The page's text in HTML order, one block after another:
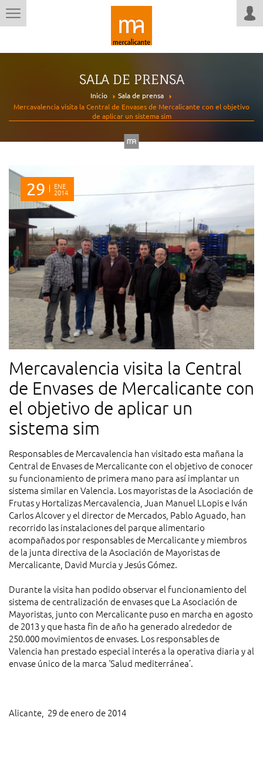
SALA DE PRENSA
Inicio
Sala de prensa
Mercavalencia visita la Central de Envases de Mercalicante con el objetivo
de aplicar un sistema sim
29 ENE
2014
Mercavalencia visita la Central
de Envases de Mercalicante con
el objetivo de aplicar un
sistema sim
Responsables de Mercavalencia han visitado esta mañana la
Central de Envases de Mercalicante con el objetivo de conocer
su funcionamiento de primera mano para así implantar un
sistema similar en Valencia. Los mayoristas de la Asociación de
Frutas y Hortalizas Mercavalencia, Juan Manuel LLopis e Iván
Carlos Alcover y el director de Mercados, Pablo Aguado, han
recorrido las instalaciones del parque alimentario
acompañados por responsables de Mercalicante y miembros
de la junta directiva de la Asociación de Mayoristas de
Mercalicante, David Murcia y Jesús Gómez.
Durante la visita han podido observar el funcionamiento del
sistema de centralización de envases que La Asociación de
Mayoristas, junto con Mercalicante puso en marcha en agosto
de 2013 y que hasta fin de año ha generado alrededor de
250.000 movimientos de envases. Los responsables de
Valencia han prestado especial interés a la operativa diaria y al
envase único de la marca ‘Salud mediterránea’.
Alicante, 29 de enero de 2014